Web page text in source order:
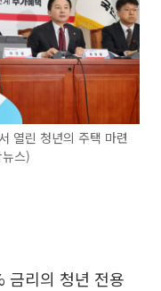
열린 청년의 주택 마련
스)
금리의 청년 전용